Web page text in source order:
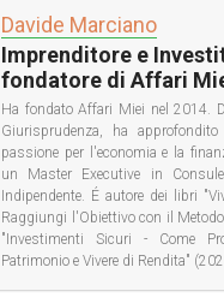
Davide Marciano
Imprenditore e
fondatore di Affari
Ha fondato Affari Miei nel 2014.
Giurisprudenza, ha
passione per l'economia e la
un Master Executive in
Indipendente. É autore dei libri
Raggiungi l'Obiettivo con il
"Investimenti Sicuri - Come
Patrimonio e Vivere di Rendita"